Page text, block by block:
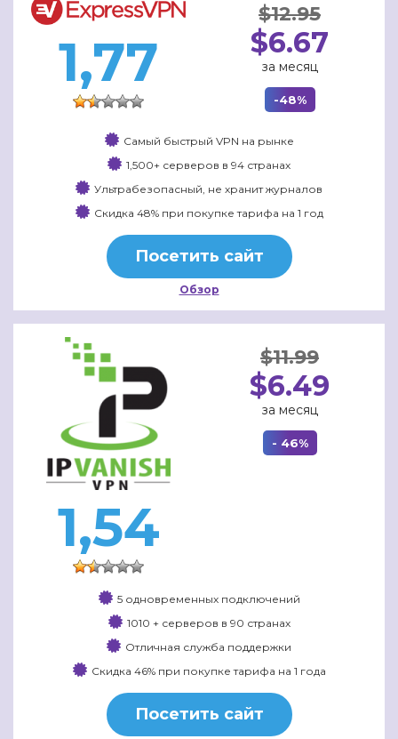
1,77
$12.95
$6.67
за месяц
-48%
Самый быстрый VPN на рынке
1,500+ серверов в 94 странах
Ультрабезопасный, не хранит журналов
Скидка 48% при покупке тарифа на 1 год
Посетить сайт
Обзор
1,54
$11.99
$6.49
за месяц
- 46%
5 одновременных подключений
1010 + серверов в 90 странах
Отличная служба поддержки
Скидка 46% при покупке тарифа на 1 года
Посетить сайт